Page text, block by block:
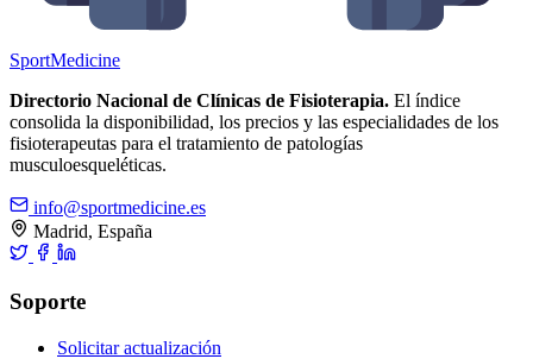
SportMedicine
Directorio Nacional de Clínicas de Fisioterapia. El índice
consolida la disponibilidad, los precios y las especialidades de los
fisioterapeutas para el tratamiento de patologías
musculoesqueléticas.
info@sportmedicine.es
Madrid, España
Soporte
Solicitar actualización